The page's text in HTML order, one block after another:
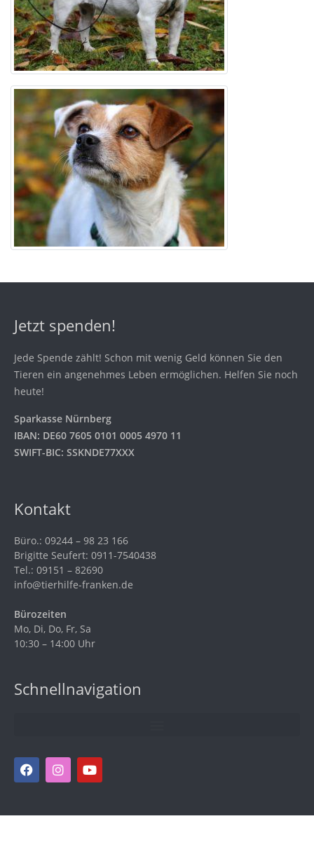
Jetzt spenden!
Jede Spende zählt! Schon mit wenig Geld können Sie den
Tieren ein angenehmes Leben ermöglichen. Helfen Sie noch
heute!
Sparkasse Nürnberg
IBAN: DE60 7605 0101 0005 4970 11
SWIFT-BIC: SSKNDE77XXX
Kontakt
Büro.: 09244 – 98 23 166
Brigitte Seufert: 0911-7540438
Tel.: 09151 – 82690
info@tierhilfe-franken.de
Bürozeiten
Mo, Di, Do, Fr, Sa
10:30 – 14:00 Uhr
Schnellnavigation